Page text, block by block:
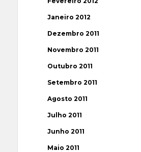
Janeiro 2012
Dezembro 2011
Novembro 2011
Outubro 2011
Setembro 2011
Agosto 2011
Julho 2011
Junho 2011
Maio 2011